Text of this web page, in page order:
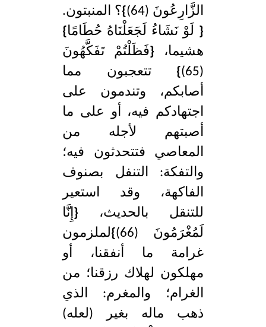
الزَّارِعُونَ (64)
} ؟ المنبتون.
{ لَوْ نَشَاءُ لَجَعَلْنَاهُ حُطَامًا}
هشيما، {فَظَلْتُمْ تَفَكَّهُونَ
(65)
} تتعجبون مما
أصابكم، وتندمون على
اجتهادكم فيه، أو على ما
أصبتهم لأجله من
المعاصي فتتحدثون فيه؛
والتفكة: التنفل بصنوف
الفاكهة، وقد استعير
للتنقل بالحديث، {إِنَّا
لَمُغْرَمُونَ (66)
}لملزمون
غرامة ما أنفقنا، أو
مهلكون لهلاك رزقنا؛ من
الغرام؛ والمغرم: الذي
ذهب ماله بغير (لعله)